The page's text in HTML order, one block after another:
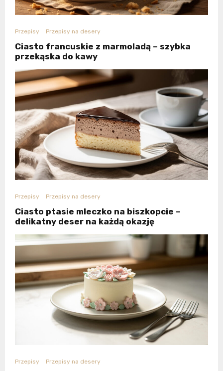
Przepisy Przepisy na desery
Ciasto francuskie z marmoladą – szybka
przekąska do kawy
Przepisy Przepisy na desery
Ciasto ptasie mleczko na biszkopcie –
delikatny deser na każdą okazję
Przepisy Przepisy na desery